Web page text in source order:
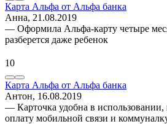
Карта Альфа от Альфа банка
Анна, 21.08.2019
— Оформила Альфа-карту четыре
разберется даже ребенок
10
Карта Альфа от Альфа банка
Антон, 16.08.2019
— Карточка удобна в использовании,
оплату мобильной связи и